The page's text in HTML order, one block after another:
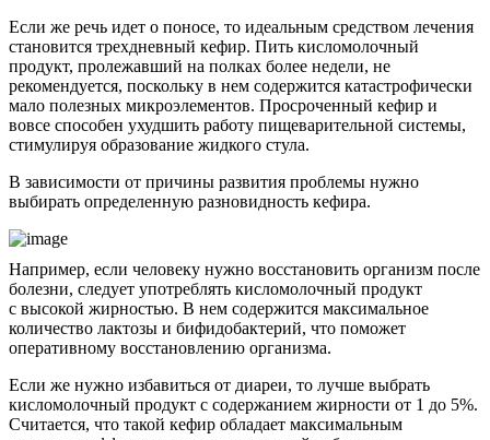
Если же речь идет о поносе, то идеальным средством лечения
становится трехдневный кефир. Пить кисломолочный
продукт, пролежавший на полках более недели, не
рекомендуется, поскольку в нем содержится катастрофически
мало полезных микроэлементов. Просроченный кефир и
вовсе способен ухудшить работу пищеварительной системы,
стимулируя образование жидкого стула.
В зависимости от причины развития проблемы нужно
выбирать определенную разновидность кефира.
Например, если человеку нужно восстановить организм после
болезни, следует употреблять кисломолочный продукт
с высокой жирностью. В нем содержится максимальное
количество лактозы и бифидобактерий, что поможет
оперативному восстановлению организма.
Если же нужно избавиться от диареи, то лучше выбрать
кисломолочный продукт с содержанием жирности от 1 до 5%.
Считается, что такой кефир обладает максимальным